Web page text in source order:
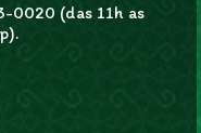
0020 (das 11h as